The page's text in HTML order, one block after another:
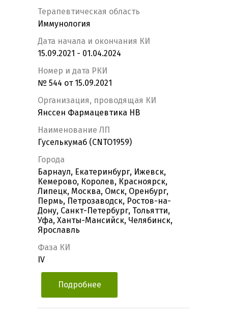
Терапевтическая область
Иммунология
Дата начала и окончания КИ
15.09.2021 - 01.04.2024
Номер и дата РКИ
№ 544 от 15.09.2021
Организация, проводящая КИ
Янссен Фармацевтика НВ
Наименование ЛП
Гуселькумаб (CNTO1959)
Города
Барнаул, Екатеринбург, Ижевск,
Кемерово, Королев, Красноярск,
Липецк, Москва, Омск, Оренбург,
Пермь, Петрозаводск, Ростов-на-
Дону, Санкт-Петербург, Тольятти,
Уфа, Ханты-Мансийск, Челябинск,
Ярославль
Фаза КИ
IV
Подробнее